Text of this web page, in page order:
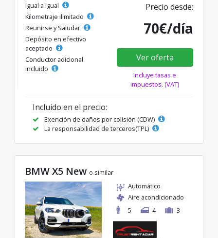
Igual a igual
Kilometraje ilimitado
Reunirse y Saludar
Depósito en efectivo
aceptado
Conductor adicional
incluido
Precio desde:
70€/día
Ver oferta
Incluye tasas e
impuestos. (VAT)
Incluido en el precio:
Exención de daños por colisión (CDW)
La responsabilidad de terceros(TPL)
BMW X5 New o similar
Automático
Aire acondicionado
5
4 3